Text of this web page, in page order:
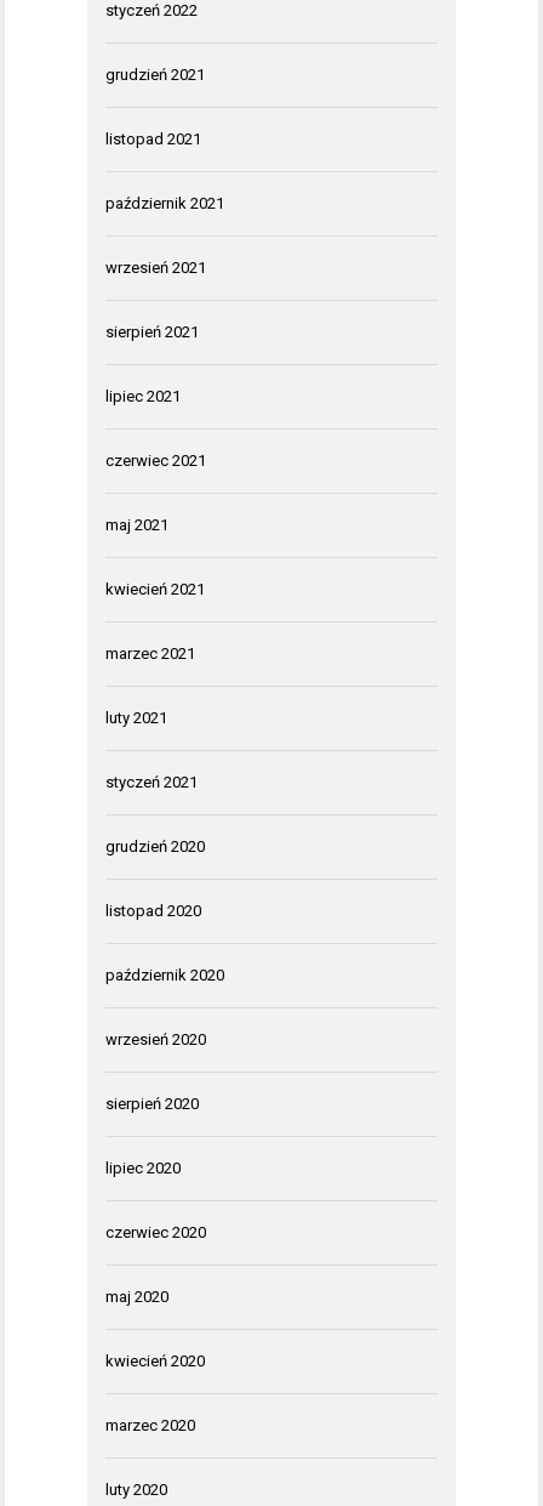
styczeń 2022
grudzień 2021
listopad 2021
październik 2021
wrzesień 2021
sierpień 2021
lipiec 2021
czerwiec 2021
maj 2021
kwiecień 2021
marzec 2021
luty 2021
styczeń 2021
grudzień 2020
listopad 2020
październik 2020
wrzesień 2020
sierpień 2020
lipiec 2020
czerwiec 2020
maj 2020
kwiecień 2020
marzec 2020
luty 2020